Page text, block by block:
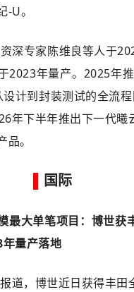
U。
深专家陈维良等人于
2023年量产。2025年
计到封装测试的全流
年下半年推出下一代曦
。
国际
最大单笔项目：博世获
量产落地
道，博世近日获得丰田